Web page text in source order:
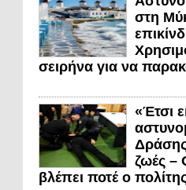
στη
σειρήνα για να
«Έτσι
ζωές –
βλέπει ποτέ ο